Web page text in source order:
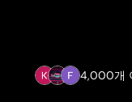
4,000개